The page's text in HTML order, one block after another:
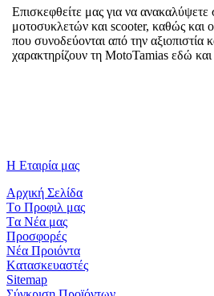
Επισκεφθείτε μας για να
μοτοσυκλετών και scooter, καθώς και
που συνοδεύονται από την αξιοπιστία
χαρακτηρίζουν τη MotoTamias εδώ και
Η Εταιρία μας
Aρχική Σελίδα
Tο Προφιλ μας
Tα Νέα μας
Προσφορές
Νέα Προιόντα
Kατασκευαστές
Sitemap